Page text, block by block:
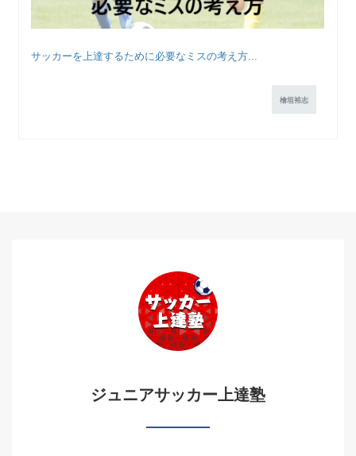
サッカーを上達するために必要なミスの考え方...
檜垣裕志
ジュニアサッカー上達塾